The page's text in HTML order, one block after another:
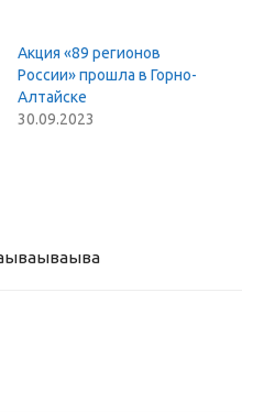
Акция «89 регионов
России» прошла в Горно-
Алтайске
30.09.2023
ываываыва